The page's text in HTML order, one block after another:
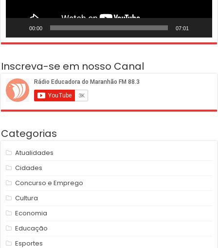
00:00 07:01
Inscreva-se em nosso Canal
Categorias
Atualidades
Cidades
Concurso e Emprego
Cultura
Economia
Educação
Esportes